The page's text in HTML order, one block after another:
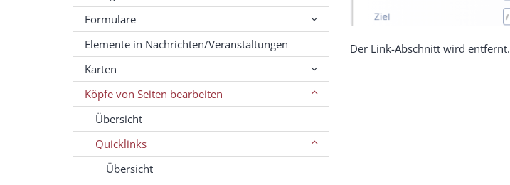
Der Link-Abschnitt wird entfernt.
Formulare
Elemente in Nachrichten/Veranstaltungen
Karten
Köpfe von Seiten bearbeiten
Übersicht
Quicklinks
Übersicht